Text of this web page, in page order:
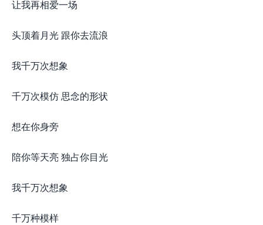
让我再相爱一场
头顶着月光 跟你去流浪
我千万次想象
千万次模仿 思念的形状
想在你身旁
陪你等天亮 独占你目光
我千万次想象
千万种模样